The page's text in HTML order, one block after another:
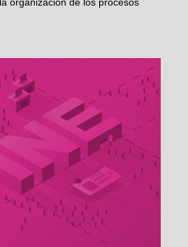
organización de los procesos